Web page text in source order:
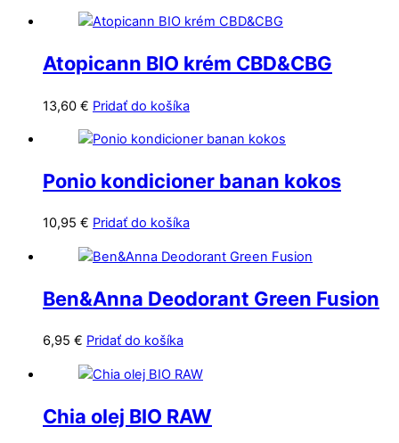
Atopicann BIO krém CBD&CBG
13,60 € Pridať do košíka
Ponio kondicioner banan kokos
10,95 € Pridať do košíka
Ben&Anna Deodorant Green Fusion
6,95 € Pridať do košíka
Chia olej BIO RAW